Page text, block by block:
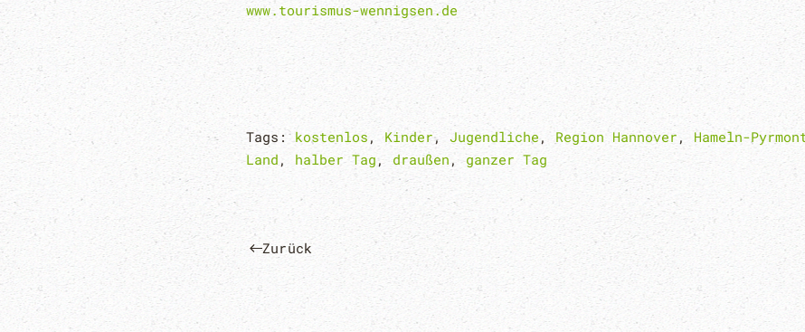
www.tourismus-wennigsen.de
Tags:kostenlos , Kinder, Jugendliche , Region Hannover , Hameln-
Land , halber Tag, draußen ,ganzer Tag
Zurück